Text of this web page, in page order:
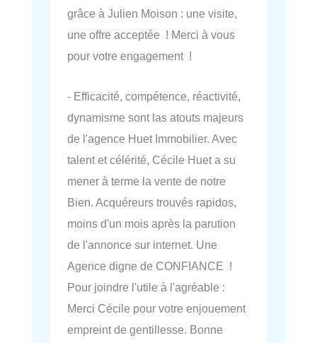
grâce à Julien Moison : une visite,
une offre acceptée ! Merci à vous
pour votre engagement !
- Efficacité, compétence, réactivité,
dynamisme sont las atouts majeurs
de l'agence Huet Immobilier. Avec
talent et célérité, Cécile Huet a su
mener à terme la vente de notre
Bien. Acquéreurs trouvés rapidos,
moins d'un mois après la parution
de l'annonce sur internet. Une
Agence digne de CONFIANCE !
Pour joindre l'utile à l'agréable :
Merci Cécile pour votre enjouement
empreint de gentillesse. Bonne